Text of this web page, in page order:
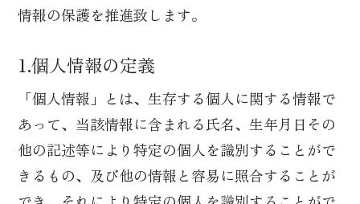
情報の保護を推進致します。
1.個人情報の定義
「個人情報」とは、生存する個人に関する情報で
あって、当該情報に含まれる氏名、生年月日その
他の記述等により特定の個人を識別することがで
きるもの、及び他の情報と容易に照合することが